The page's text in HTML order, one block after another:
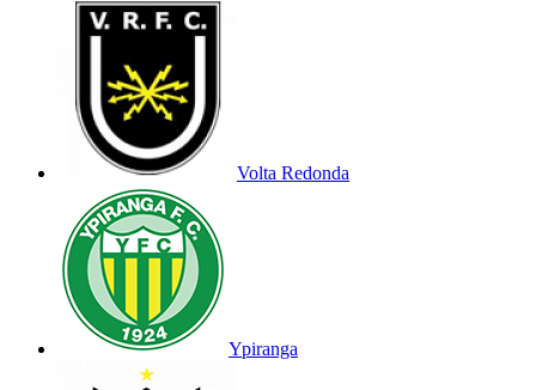
Volta Redonda
Ypiranga